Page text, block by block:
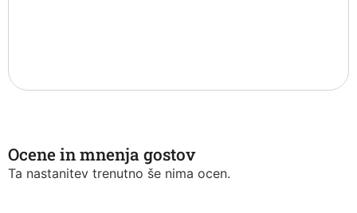
Ocene in mnenja gostov
Ta nastanitev trenutno še nima ocen.